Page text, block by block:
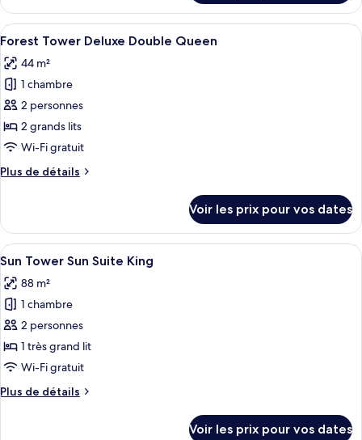
Deluxe
King
le
type
de
Forest
Tower
King
Afficher
toutes
les
photos
pour
ce
type
chambre :
Deluxe
Double
Queen
Une chambre d’hôtel avec deux
6
Forest Tower Deluxe Double Queen
44 m²
1 chambre
2 personnes
2 grands lits
Wi-Fi gratuit
Plus de détails
Plus
le
type
de
Forest
Tower
Double
Queen
Voir les prix pour vos dates
Afficher
toutes
les
photos
pour
ce
type
chambre :
Une chambre d’hôtel avec un
6
Sun Tower Sun Suite King
88 m²
1 chambre
2 personnes
1 très grand lit
Wi-Fi gratuit
Plus de détails
Plus
Voir les prix pour vos dates